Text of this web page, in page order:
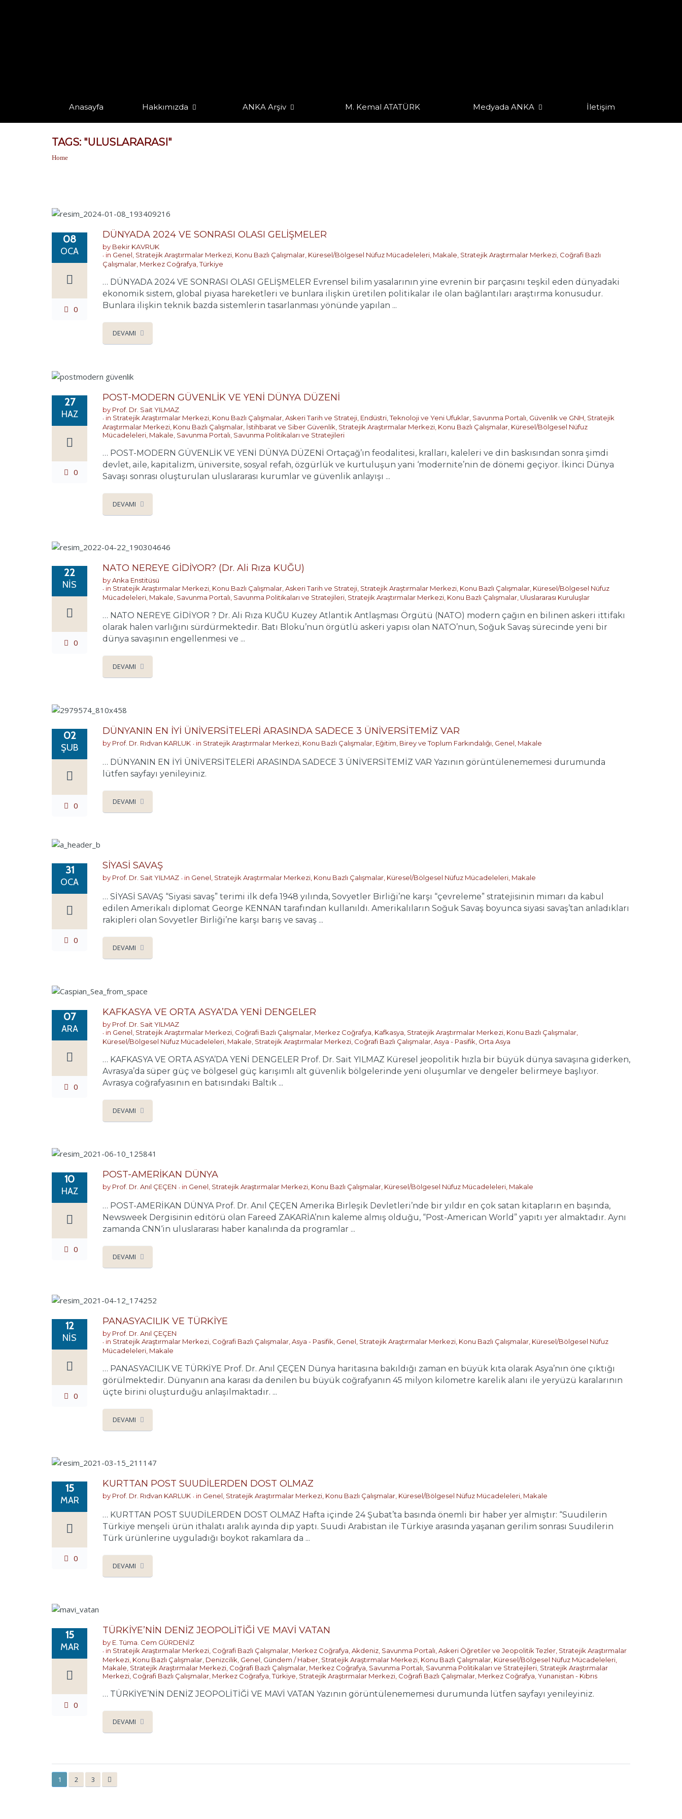
Anasayfa Hakkımızda ANKA Arşiv M. Kemal ATATÜRK Medyada ANKA İletişim
TAGS: "ULUSLARARASI"
Home
08
OCA
0
DÜNYADA 2024 VE SONRASI OLASI GELİŞMELER
by Bekir KAVRUK
in Genel, Stratejik Araştırmalar Merkezi, Konu Bazlı Çalışmalar, Küresel/Bölgesel Nüfuz Mücadeleleri, Makale, Stratejik Araştırmalar Merkezi, Coğrafi Bazlı
Çalışmalar, Merkez Coğrafya,Türkiye
… DÜNYADA 2024 VE SONRASI OLASI GELİŞMELER Evrensel bilim yasalarının yine evrenin bir parçasını teşkil eden dünyadaki
ekonomik sistem, global piyasa hareketleri ve bunlara ilişkin üretilen politikalar ile olan bağlantıları araştırma konusudur.
Bunlara ilişkin teknik bazda sistemlerin tasarlanması yönünde yapılan ...
DEVAMI
27
HAZ
0
POST-MODERN GÜVENLİK VE YENİ DÜNYA DÜZENİ
by Prof. Dr. Sait YILMAZ
in Stratejik Araştırmalar Merkezi Konu Bazlı Çalışmalar Askeri Tarih ve Strateji Endüstri, Teknoloji ve Yeni Ufuklar Savunma Portalı Güvenlik ve GNH Stratejik
Araştırmalar Merkezi Konu Bazlı Çalışmalar İstihbarat ve Siber Güvenlik Stratejik Araştırmalar Merkezi Konu Bazlı Çalışmalar Küresel/Bölgesel Nüfuz
Mücadeleleri Makale Savunma Portalı Savunma Politikaları ve Stratejileri
… POST-MODERN GÜVENLİK VE YENİ DÜNYA DÜZENİ Ortaçağ’ın feodalitesi, kralları, kaleleri ve din baskısından sonra şimdi
devlet, aile, kapitalizm, üniversite, sosyal refah, özgürlük ve kurtuluşun yani ‘modernite’nin de dönemi geçiyor. İkinci Dünya
Savaşı sonrası oluşturulan uluslararası kurumlar ve güvenlik anlayışı ...
DEVAMI
22
NIS
0
NATO NEREYE GİDİYOR? (Dr. Ali Rıza KUĞU)
byAnka Enstitüsü
in Stratejik Araştırmalar Merkezi, Konu Bazlı Çalışmalar,Askeri Tarih ve Strateji, Stratejik Araştırmalar Merkezi, Konu Bazlı Çalışmalar, Küresel/Bölgesel Nüfuz
Mücadeleleri, Makale, Savunma Portalı, Savunma Politikaları ve Stratejileri, Stratejik Araştırmalar Merkezi, Konu Bazlı Çalışmalar, Uluslararası Kuruluşlar
… NATO NEREYE GİDİYOR ? Dr. Ali Rıza KUĞU Kuzey Atlantik Antlaşması Örgütü (NATO) modern çağın en bilinen askeri ittifakı
olarak halen varlığını sürdürmektedir. Batı Bloku’nun örgütlü askeri yapısı olan NATO’nun, Soğuk Savaş sürecinde yeni bir
dünya savaşının engellenmesi ve ...
DEVAMI
02
ŞUB
0
DÜNYANIN EN İYİ ÜNİVERSİTELERİ ARASINDA SADECE 3 ÜNİVERSİTEMİZ VAR
by Prof. Dr. Rıdvan KARLUK in Stratejik Araştırmalar Merkezi Konu Bazlı Çalışmalar Eğitim, Birey ve Toplum Farkındalığı Genel Makale
… DÜNYANIN EN İYİ ÜNİVERSİTELERİ ARASINDA SADECE 3 ÜNİVERSİTEMİZ VAR Yazının görüntülenememesi durumunda
lütfen sayfayı yenileyiniz.
DEVAMI
31
OCA
0
SİYASİ SAVAŞ
by Prof. Dr. Sait YILMAZ in Genel, Stratejik Araştırmalar Merkezi, Konu Bazlı Çalışmalar, Küresel/Bölgesel Nüfuz Mücadeleleri, Makale
… SİYASİ SAVAŞ “Siyasi savaş” terimi ilk defa 1948 yılında, Sovyetler Birliği’ne karşı “çevreleme” stratejisinin mimarı da kabul
edilen Amerikalı diplomat George KENNAN tarafından kullanıldı. Amerikalıların Soğuk Savaş boyunca siyasi savaş’tan anladıkları
rakipleri olan Sovyetler Birliği’ne karşı barış ve savaş ...
DEVAMI
07
ARA
0
KAFKASYA VE ORTA ASYA’DA YENİ DENGELER
by Prof. Dr. Sait YILMAZ
in Genel Stratejik Araştırmalar Merkezi Coğrafi Bazlı Çalışmalar Merkez Coğrafya Kafkasya Stratejik Araştırmalar Merkezi Konu Bazlı Çalışmalar
Küresel/Bölgesel Nüfuz Mücadeleleri Makale Stratejik Araştırmalar Merkezi Coğrafi Bazlı Çalışmalar Asya - Pasifik Orta Asya
… KAFKASYA VE ORTA ASYA’DA YENİ DENGELER Prof. Dr. Sait YILMAZ Küresel jeopolitik hızla bir büyük dünya savaşına giderken,
Avrasya’da süper güç ve bölgesel güç karışımlı alt güvenlik bölgelerinde yeni oluşumlar ve dengeler belirmeye başlıyor.
Avrasya coğrafyasının en batısındaki Baltık ...
DEVAMI
10
HAZ
0
POST-AMERİKAN DÜNYA
by Prof. Dr. Anıl ÇEÇEN in Genel, Stratejik Araştırmalar Merkezi, Konu Bazlı Çalışmalar, Küresel/Bölgesel Nüfuz Mücadeleleri, Makale
… POST-AMERİKAN DÜNYA Prof. Dr. Anıl ÇEÇEN Amerika Birleşik Devletleri’nde bir yıldır en çok satan kitapların en başında,
Newsweek Dergisinin editörü olan Fareed ZAKARİA’nın kaleme almış olduğu, “Post-American World” yapıtı yer almaktadır. Aynı
zamanda CNN‘in uluslararası haber kanalında da programlar ...
DEVAMI
12
NIS
0
PANASYACILIK VE TÜRKİYE
by Prof. Dr. Anıl ÇEÇEN
in Stratejik Araştırmalar Merkezi Coğrafi Bazlı Çalışmalar Asya - Pasifik Genel Stratejik Araştırmalar Merkezi Konu Bazlı Çalışmalar Küresel/Bölgesel Nüfuz
Mücadeleleri Makale
… PANASYACILIK VE TÜRKİYE Prof. Dr. Anıl ÇEÇEN Dünya haritasına bakıldığı zaman en büyük kıta olarak Asya’nın öne çıktığı
görülmektedir. Dünyanın ana karası da denilen bu büyük coğrafyanın 45 milyon kilometre karelik alanı ile yeryüzü karalarının
üçte birini oluşturduğu anlaşılmaktadır. ...
DEVAMI
15
MAR
0
KURTTAN POST SUUDİLERDEN DOST OLMAZ
by Prof. Dr. Rıdvan KARLUK in Genel, Stratejik Araştırmalar Merkezi, Konu Bazlı Çalışmalar, Küresel/Bölgesel Nüfuz Mücadeleleri, Makale
… KURTTAN POST SUUDİLERDEN DOST OLMAZ Hafta içinde 24 Şubat’ta basında önemli bir haber yer almıştır: “Suudilerin
Türkiye menşeli ürün ithalatı aralık ayında dip yaptı. Suudi Arabistan ile Türkiye arasında yaşanan gerilim sonrası Suudilerin
Türk ürünlerine uyguladığı boykot rakamlara da ...
DEVAMI
15
MAR
0
TÜRKİYE’NİN DENİZ JEOPOLİTİĞİ VE MAVİ VATAN
by E. Tüma. Cem GÜRDENİZ
in Stratejik Araştırmalar Merkezi Coğrafi Bazlı Çalışmalar Merkez Coğrafya Akdeniz Savunma Portalı Askeri Öğretiler ve Jeopolitik Tezler Stratejik Araştırmalar
Merkezi Konu Bazlı Çalışmalar Denizcilik Genel Gündem / Haber Stratejik Araştırmalar Merkezi Konu Bazlı Çalışmalar Küresel/Bölgesel Nüfuz Mücadeleleri
Makale Stratejik Araştırmalar Merkezi Coğrafi Bazlı Çalışmalar Merkez Coğrafya Savunma Portalı Savunma Politikaları ve Stratejileri Stratejik Araştırmalar
Merkezi Coğrafi Bazlı Çalışmalar Merkez Coğrafya ,Türkiye Stratejik Araştırmalar Merkezi Coğrafi Bazlı Çalışmalar Merkez Coğrafya Yunanistan - Kıbrıs
… TÜRKİYE’NİN DENİZ JEOPOLİTİĞİ VE MAVİ VATAN Yazının görüntülenememesi durumunda lütfen sayfayı yenileyiniz.
DEVAMI
1 2 3